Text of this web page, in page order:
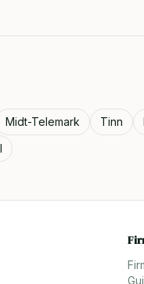
Midt-Telemark Tinn